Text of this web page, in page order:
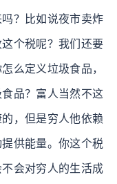
？比如说夜市卖炸
个税呢？我们还要
么定义垃圾食品，
品？富人当然不这
，但是穷人他依赖
供能量。你这个税
会对穷人的生活成